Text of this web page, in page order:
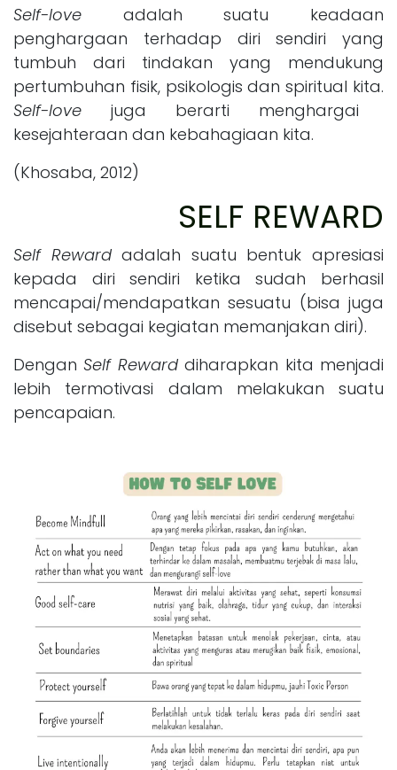
Self-love adalah suatu keadaan
penghargaan terhadap diri sendiri yang
tumbuh dari tindakan yang mendukung
pertumbuhan fisik, psikologis dan spiritual kita.
Self-love juga berarti menghargai
kesejahteraan dan kebahagiaan kita.
(Khosaba, 2012)
SELF REWARD
Self Rewardadalah suatu bentuk apresiasi
kepada diri sendiri ketika sudah berhasil
mencapai/mendapatkan sesuatu (bisa juga
disebut sebagai kegiatan memanjakan diri).
DenganSelf Rewarddiharapkan kita menjadi
lebih termotivasi dalam melakukan suatu
pencapaian.